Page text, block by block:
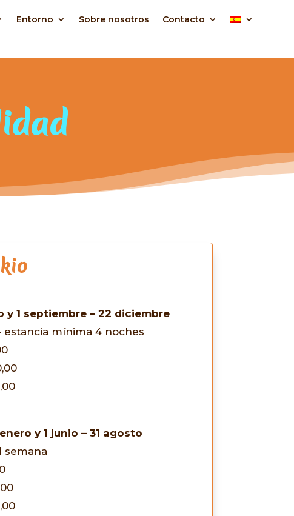
Entorno Sobre nosotros Contacto
y 1 septiembre – 22 diciembre
estancia mínima 4 noches
y 1 junio – 31 agosto
semana